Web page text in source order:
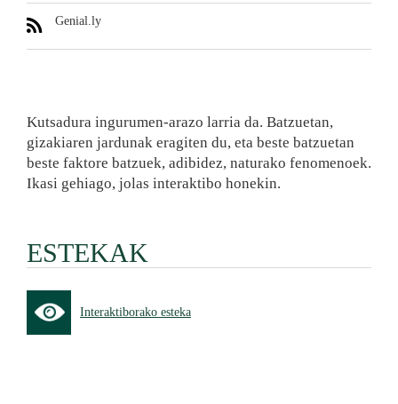
Genial.ly
Kutsadura ingurumen-arazo larria da. Batzuetan,
gizakiaren jardunak eragiten du, eta beste batzuetan
beste faktore batzuek, adibidez, naturako fenomenoek.
Ikasi gehiago, jolas interaktibo honekin.
ESTEKAK
Interaktiborako esteka